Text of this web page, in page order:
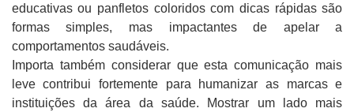
educativas ou panfletos coloridos com dicas rápidas são
formas simples, mas impactantes de apelar a
comportamentos saudáveis.
Importa também considerar que esta comunicação mais
leve contribui fortemente para humanizar as marcas e
instituições da área da saúde. Mostrar um lado mais